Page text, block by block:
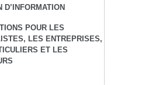
D’INFORMATION
POUR LES
LES ENTREPRISES,
ET LES